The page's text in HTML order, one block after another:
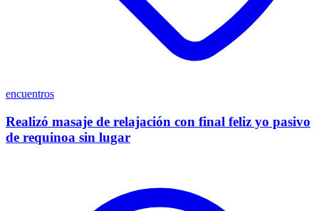
encuentros
Realizó masaje de relajación con final feliz yo pasivo
de requinoa sin lugar